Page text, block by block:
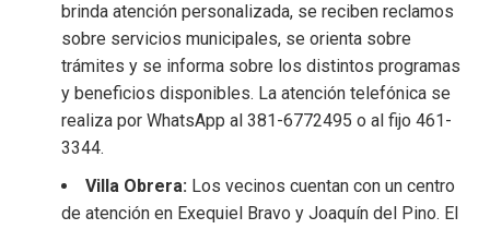
brinda atención personalizada, se reciben reclamos
sobre servicios municipales, se orienta sobre
trámites y se informa sobre los distintos programas
y beneficios disponibles. La atención telefónica se
realiza por WhatsApp al 381-6772495 o al fijo 461-
3344.
Villa Obrera: Los vecinos cuentan con un centro
de atención en Exequiel Bravo y Joaquín del Pino. El